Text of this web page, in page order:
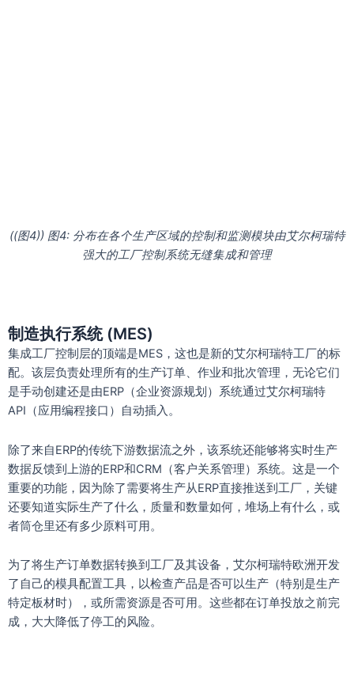
((图4)) 图4: 分布在各个生产区域的控制和监测模块由艾尔柯瑞特
强大的工厂控制系统无缝集成和管理
制造执行系统 (MES)
集成工厂控制层的顶端是MES，这也是新的艾尔柯瑞特工厂的标
配。该层负责处理所有的生产订单、作业和批次管理，无论它们
是手动创建还是由ERP（企业资源规划）系统通过艾尔柯瑞特
API（应用编程接口）自动插入。
除了来自ERP的传统下游数据流之外，该系统还能够将实时生产
数据反馈到上游的ERP和CRM（客户关系管理）系统。这是一个
重要的功能，因为除了需要将生产从ERP直接推送到工厂，关键
还要知道实际生产了什么，质量和数量如何，堆场上有什么，或
者筒仓里还有多少原料可用。
为了将生产订单数据转换到工厂及其设备，艾尔柯瑞特欧洲开发
了自己的模具配置工具，以检查产品是否可以生产（特别是生产
特定板材时），或所需资源是否可用。这些都在订单投放之前完
成，大大降低了停工的风险。